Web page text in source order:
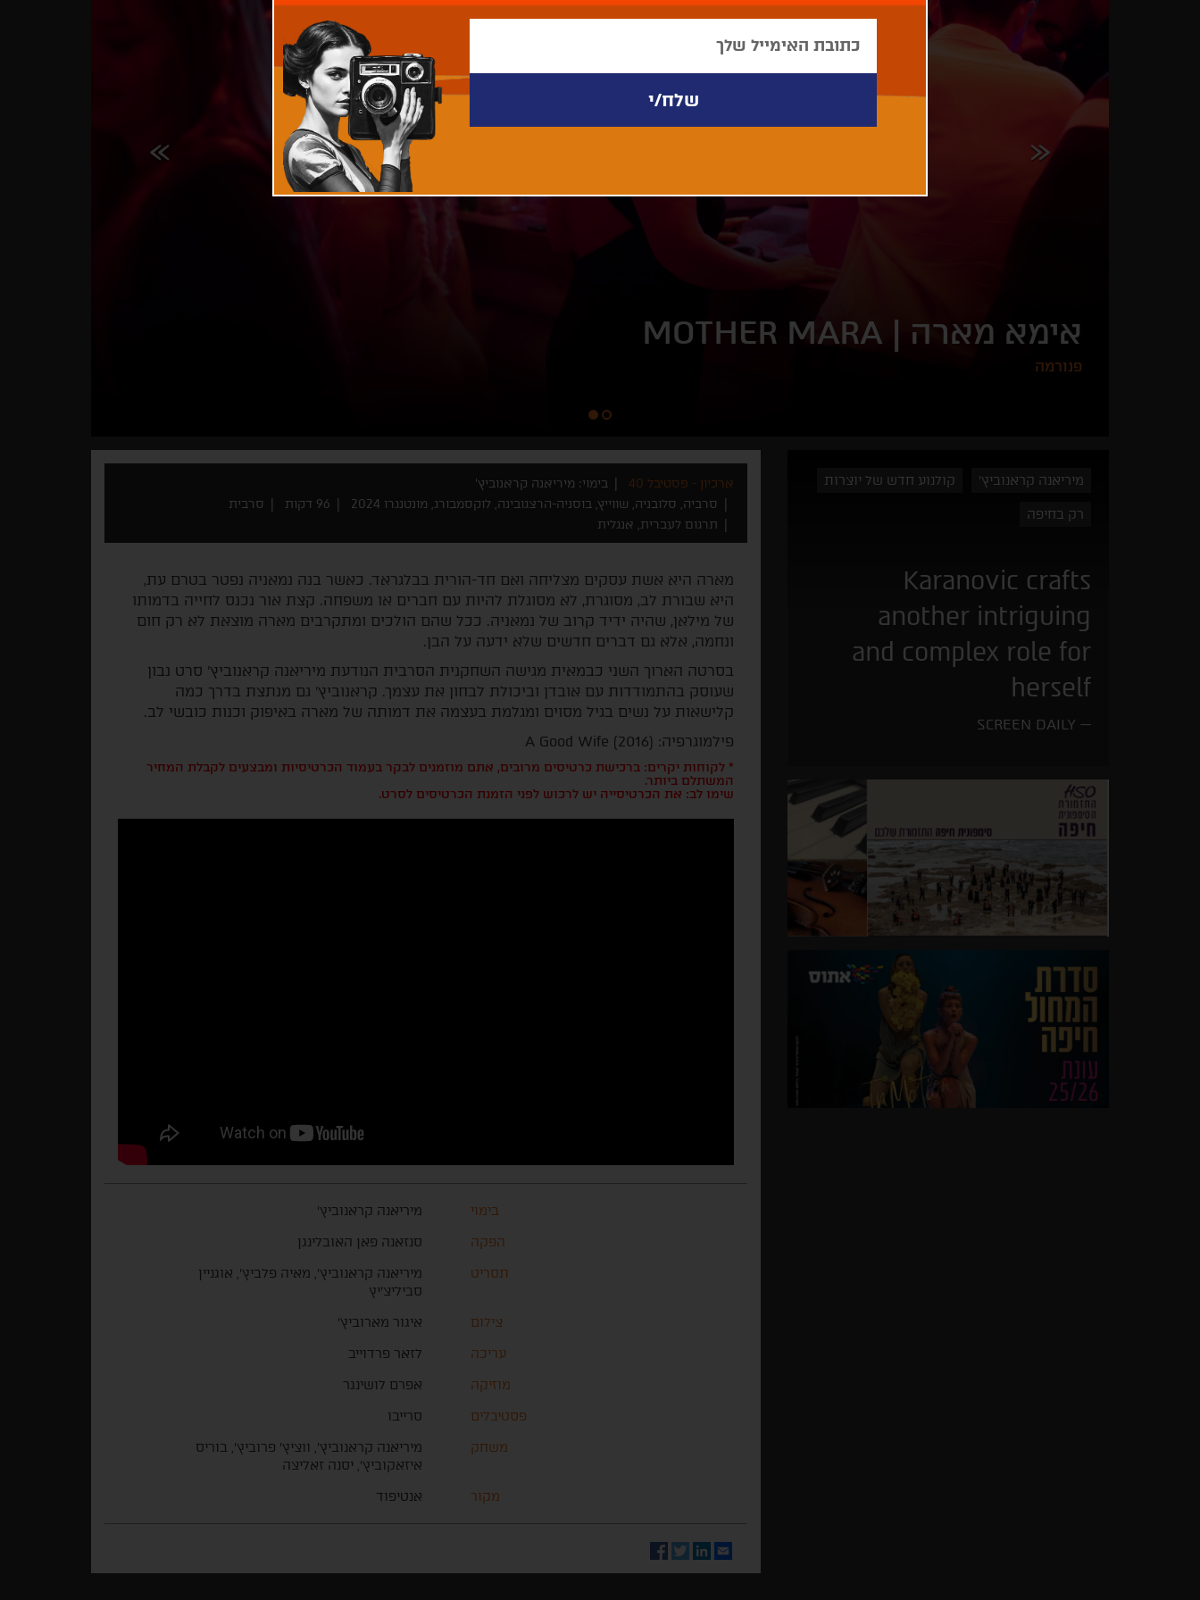
אימא מארה | MOTHER MARA
פנורמה
מיריאנה קראנוביץ' קולנוע חדש של יוצרות
רק בחיפה
Karanovic crafts
another intriguing
and complex role for
herself
SCREEN DAILY
ארכיון - פסטיבל 40
בימוי: מיריאנה קראנוביץ'
סרביה, סלובניה, שווייץ, בוסניה-הרצגובינה, לוקסמבורג, מונטנגרו 2024
96 דקות
סרבית
תרגום לעברית, אנגלית
מארה היא אשת עסקים מצליחה ואם חד-הורית בבלגראד. כאשר בנה נמאניה נפטר בטרם עת,
היא שבורת לב, מסוגרת, לא מסוגלת להיות עם חברים או משפחה. קצת אור נכנס לחייה בדמותו
של מילאן, שהיה ידיד קרוב של נמאניה. ככל שהם הולכים ומתקרבים מארה מוצאת לא רק חום
ונחמה, אלא גם דברים חדשים שלא ידעה על הבן.
בסרטה הארוך השני כבמאית מגישה השחקנית הסרבית הנודעת מיריאנה קראנוביץ' סרט נבון
שעוסק בהתמודדות עם אובדן וביכולת לבחון את עצמך. קראנוביץ' גם מנתצת בדרך כמה
קלישאות על נשים בגיל מסוים ומגלמת בעצמה את דמותה של מארה באיפוק וכנות כובשי לב.
פילמוגרפיה: A Good Wife (2016)
* לקוחות יקרים: ברכישת כרטיסים מרובים, אתם מוזמנים לבקר בעמוד הכרטיסיות ומבצעים לקבלת המחיר
המשתלם ביותר.
שימו לב: את הכרטיסייה יש לרכוש לפני הזמנת הכרטיסים לסרט.
בימוי
מיריאנה קראנוביץ'
הפקה
סנזאנה פאן האובלינגן
תסריט
מיריאנה קראנוביץ', מאיה פלביץ', אוגניין
סביליצ'יץ
צילום
איגור מארוביץ'
עריכה
לזאר פרדוייב
מוזיקה
אפרם לושינגר
פסטיבלים
סרייבו
משחק
מיריאנה קראנוביץ', ווציץ' פרוביץ', בוריס
איזאקוביץ', יסנה זאליצה
מקור
אנטיפוד
Email
LinkedIn
Twitter
Facebook